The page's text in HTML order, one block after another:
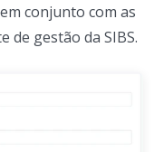
conjunto com as
de gestão da SIBS.